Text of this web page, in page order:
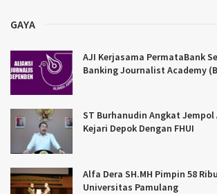
GAYA
AJI Kerjasama PermataBank
Banking Journalist Academy
ST Burhanudin Angkat
Kejari Depok Dengan FHUI
Alfa Dera SH.MH Pimpin 58
Universitas Pamulang